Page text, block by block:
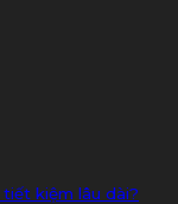
kiệm lâu dài?